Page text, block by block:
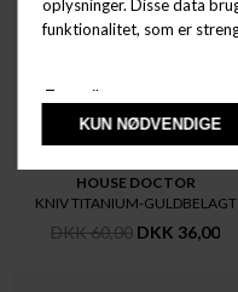
HOUSE DOCTOR
KNIV TITANIUM-GULDBELAGT
DKK 60,00 DKK 36,00